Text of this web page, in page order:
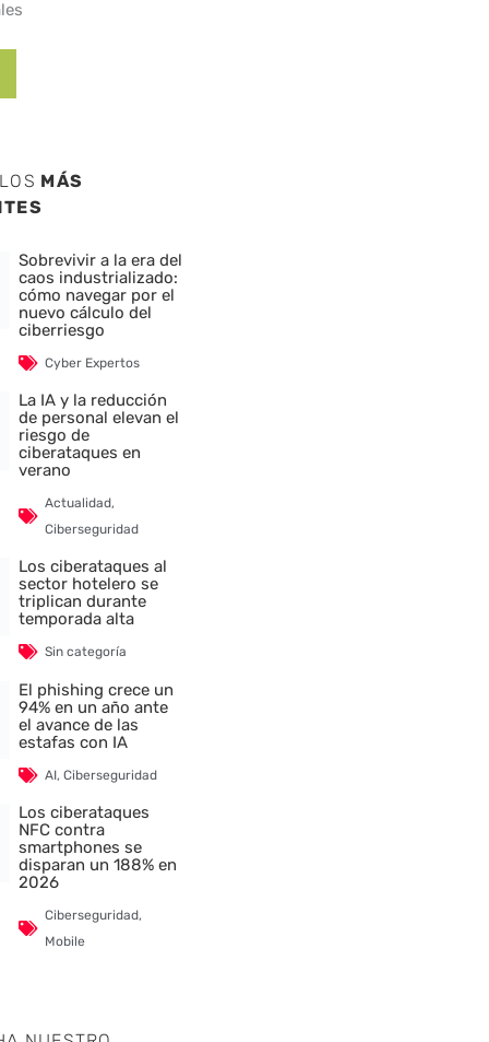
MÁS
Sobrevivir a la era del
caos industrializado:
cómo navegar por el
nuevo cálculo del
ciberriesgo
Cyber Expertos
La IA y la reducción
de personal elevan el
riesgo de
ciberataques en
verano
Actualidad,
Ciberseguridad
Los ciberataques al
sector hotelero se
triplican durante
temporada alta
Sin categoría
El phishing crece un
94% en un año ante
el avance de las
estafas con IA
AI,Ciberseguridad
Los ciberataques
NFC contra
smartphones se
disparan un 188% en
2026
Ciberseguridad,
Mobile